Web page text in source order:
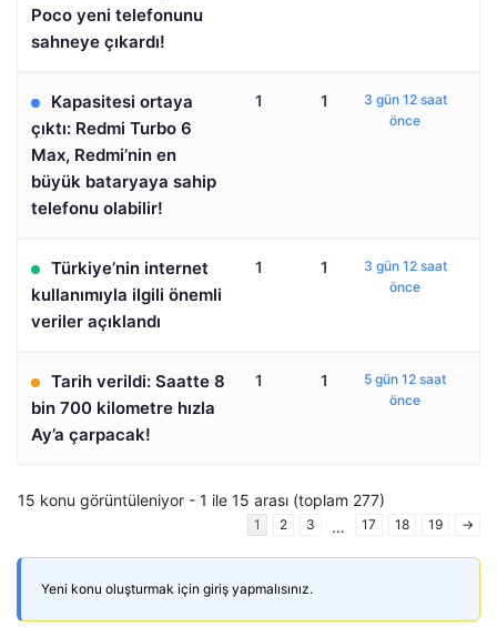
Poco yeni telefonunu
sahneye çıkardı!
Kapasitesi ortaya
çıktı: Redmi Turbo 6
Max, Redmi’nin en
büyük bataryaya sahip
telefonu olabilir!
1 1
3 gün 12 saat
önce
Türkiye’nin internet
kullanımıyla ilgili önemli
veriler açıklandı
1 1
3 gün 12 saat
önce
Tarih verildi: Saatte 8
bin 700 kilometre hızla
Ay’a çarpacak!
1 1
5 gün 12 saat
önce
15 konu görüntüleniyor - 1 ile 15 arası (toplam 277)
1 2 3 … 17 18 19 →
Yeni konu oluşturmak için giriş yapmalısınız.